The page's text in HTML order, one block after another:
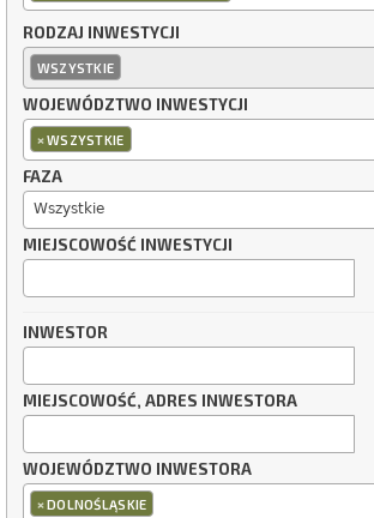
RODZAJ INWESTYCJI
WSZYSTKIE
WOJEWÓDZTWO INWESTYCJI
×WSZYSTKIE
FAZA
Wszystkie
MIEJSCOWOŚĆ INWESTYCJI
INWESTOR
MIEJSCOWOŚĆ, ADRES INWESTORA
WOJEWÓDZTWO INWESTORA
×DOLNOŚLĄSKIE